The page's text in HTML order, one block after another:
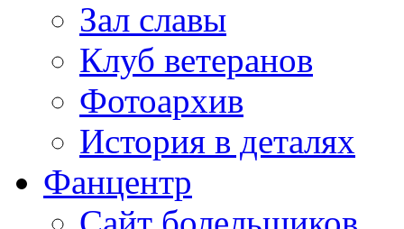
Зал славы
Клуб ветеранов
Фотоархив
История в деталях
Фанцентр